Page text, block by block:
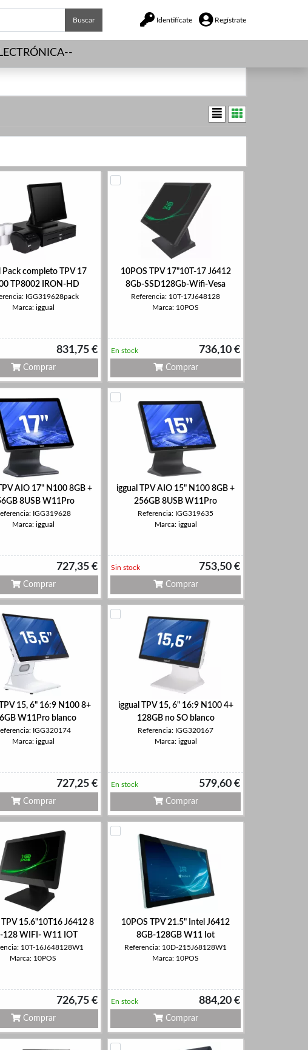
Buscar Identifícate Regístrate
Pack completo TPV 17
TP8002 IRON-HD
IGG319628pack
Marca: iggual
831,75 €
Comprar
10POS TPV 17"10T-17 J6412
8Gb-SSD128Gb-Wifi-Vesa
Referencia: 10T-17J648128
Marca: 10POS
736,10 €
En stock
Comprar
AIO 17" N100 8GB +
8USB W11Pro
IGG319628
Marca: iggual
727,35 €
Comprar
iggual TPV AIO 15" N100 8GB +
256GB 8USB W11Pro
Referencia: IGG319635
Marca: iggual
753,50 €
Sin stock
Comprar
15, 6" 16:9 N100 8+
W11Pro blanco
IGG320174
Marca: iggual
727,25 €
Comprar
iggual TPV 15, 6" 16:9 N100 4+
128GB no SO blanco
Referencia: IGG320167
Marca: iggual
579,60 €
En stock
Comprar
TPV 15.6"10T16 J6412 8
128 WIFI- W11 IOT
10T-16J648128W1
Marca: 10POS
726,75 €
Comprar
10POS TPV 21.5" Intel J6412
8GB-128GB W11 Iot
Referencia: 10D-215J68128W1
Marca: 10POS
884,20 €
En stock
Comprar